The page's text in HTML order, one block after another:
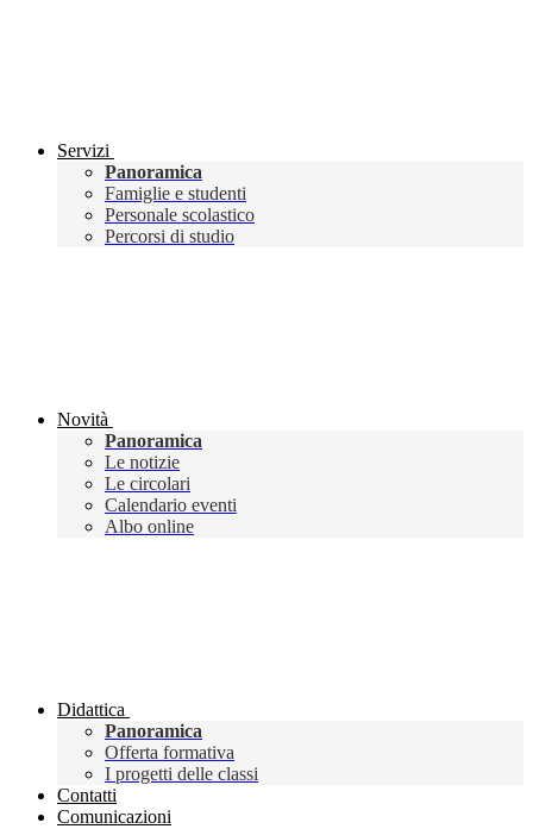
Servizi
Panoramica
Famiglie e studenti
Personale scolastico
Percorsi di studio
Novità
Panoramica
Le notizie
Le circolari
Calendario eventi
Albo online
Didattica
Panoramica
Offerta formativa
I progetti delle classi
Contatti
Comunicazioni